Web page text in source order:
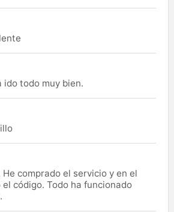
ido todo muy bien.
He comprado el servicio y en el
código. Todo ha funcionado